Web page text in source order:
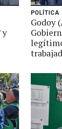
y
POLÍTICA
Godoy